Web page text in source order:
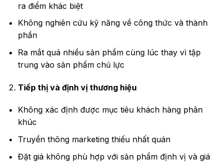
ra điểm khác biệt
Không nghiên cứu kỹ năng về công thức và thành
phần
Ra mắt quá nhiều sản phẩm cùng lúc thay vì tập
trung vào sản phẩm chủ lực
Tiếp thị và định vị thương hiệu
Không xác định được mục tiêu khách hàng phân
khúc
Truyền thông marketing thiếu nhất quán
Đặt giá không phù hợp với sản phẩm định vị và giá